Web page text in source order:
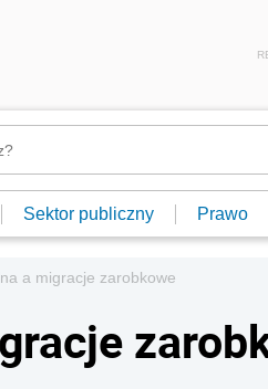
Sektor publiczny Prawo
a migracje zarobkowe